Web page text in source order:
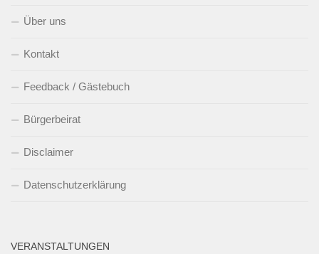
Über uns
Kontakt
Feedback / Gästebuch
Bürgerbeirat
Disclaimer
Datenschutzerklärung
VERANSTALTUNGEN